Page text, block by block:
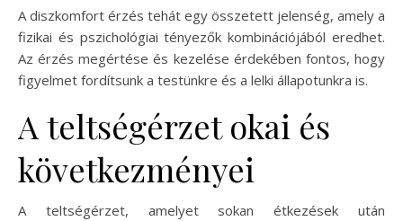
A diszkomfort érzés tehát egy összetett jelenség, amely a
fizikai és pszichológiai tényezők kombinációjából eredhet.
Az érzés megértése és kezelése érdekében fontos, hogy
figyelmet fordítsunk a testünkre és a lelki állapotunkra is.
A teltségérzet okai és
következményei
A teltségérzet, amelyet sokan étkezések után